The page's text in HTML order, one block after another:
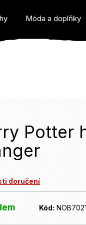
Móda a doplňky
Potter
doručení
Kód: NOB7021